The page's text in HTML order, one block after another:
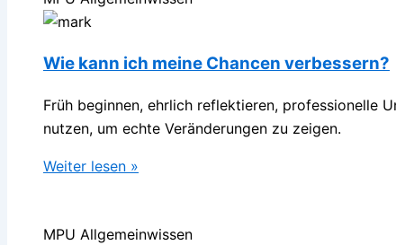
Wie kann ich meine Chancen verbessern?
Früh beginnen, ehrlich reflektieren, professionelle
nutzen, um echte Veränderungen zu zeigen.
Weiter lesen »
MPU Allgemeinwissen